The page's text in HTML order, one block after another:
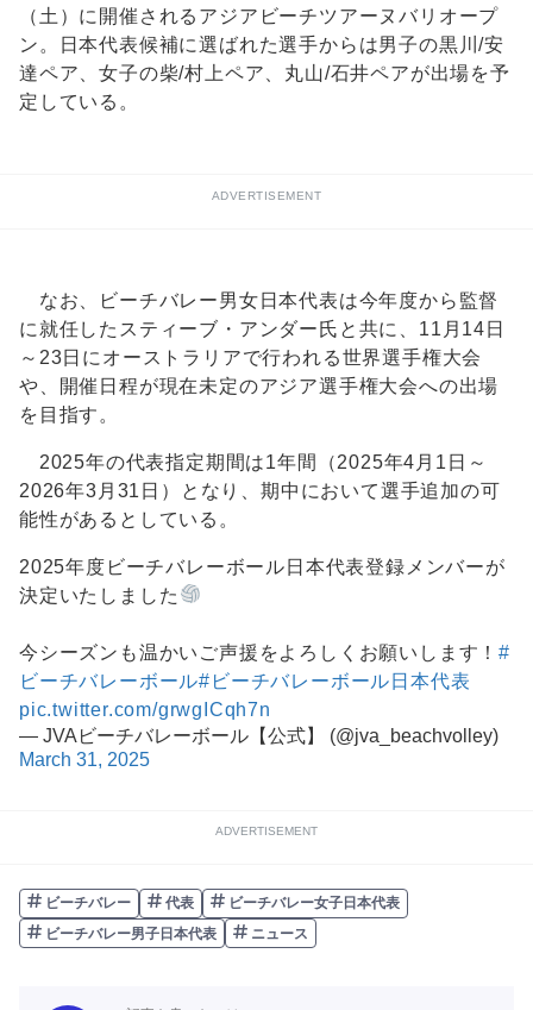
（土）に開催されるアジアビーチツアーヌバリオープ
ン。日本代表候補に選ばれた選手からは男子の黒川/安
達ペア、女子の柴/村上ペア、丸山/石井ペアが出場を予
定している。
ADVERTISEMENT
なお、ビーチバレー男女日本代表は今年度から監督
に就任したスティーブ・アンダー氏と共に、11月14日
～23日にオーストラリアで行われる世界選手権大会
や、開催日程が現在未定のアジア選手権大会への出場
を目指す。
2025年の代表指定期間は1年間（2025年4月1日～
2026年3月31日）となり、期中において選手追加の可
能性があるとしている。
2025年度ビーチバレーボール日本代表登録メンバーが
決定いたしました
今シーズンも温かいご声援をよろしくお願いします！#
ビーチバレーボール#ビーチバレーボール日本代表
pic.twitter.com/grwgICqh7n
— JVAビーチバレーボール【公式】 (@jva_beachvolley)
March 31, 2025
ADVERTISEMENT
ビーチバレー 代表
ビーチバレー女子日本代表
ビーチバレー男子日本代表
ニュース